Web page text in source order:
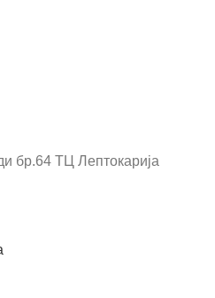
бр.64 ТЦ Лептокарија